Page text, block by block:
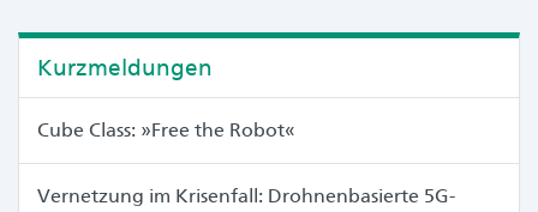
Kurzmeldungen
Cube Class: »Free the Robot«
Vernetzung im Krisenfall: Drohnenbasierte 5G-